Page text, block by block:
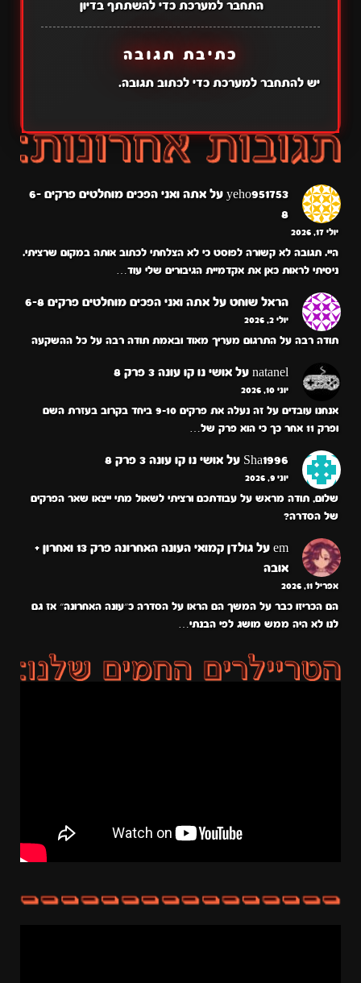
התחבר למערכת כדי להשתתף בדיון
כתיבת תגובה
יש להתחבר למערכתכדי לכתוב תגובה.
yeho951753 על
אתה ואני הפכים מוחלטים פרקים 6-
8
יולי 17, 2026
היי. תגובה לא קשורה לפוסט כי לא הצלחתי לכתוב אותה במקום שרציתי.
ניסיתי לראות כאן את אקדמיית הגיבורים שלי עוד…
הראל שוחט על אתה ואני הפכים מוחלטים פרקים 6-8
יולי 2, 2026
תודה רבה על התרגום מעריך מאוד ובאמת תודה רבה על כל ההשקעה
natanel על אושי נו קו עונה 3 פרק 8
יוני 10, 2026
אנחנו עובדים על זה נעלה את פרקים 9-10 ביחד בקרוב בעזרת השם
ופרק 11 אחר כך כי הוא פרק של…
Sha1996 על אושי נו קו עונה 3 פרק 8
יוני 9, 2026
שלום, תודה מראש על עבודתכם ורציתי לשאול מתי ייצאו שאר הפרקים
של הסדרה?
em על
גולדן קמואי העונה האחרונה פרק 13 ואחרון +
אובה
אפריל 11, 2026
הם הכריזו כבר על המשך הם הראו על הסדרה כ״עונה האחרונה״ אז גם
לנו לא היה ממש מושג לפי הבנתי…